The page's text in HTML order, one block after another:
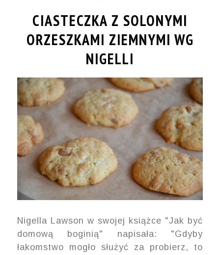
CIASTECZKA Z SOLONYMI
ORZESZKAMI ZIEMNYMI WG
NIGELLI
Nigella Lawson w swojej książce "Jak być
domową boginią" napisała: "Gdyby
łakomstwo mogło służyć za probierz, to